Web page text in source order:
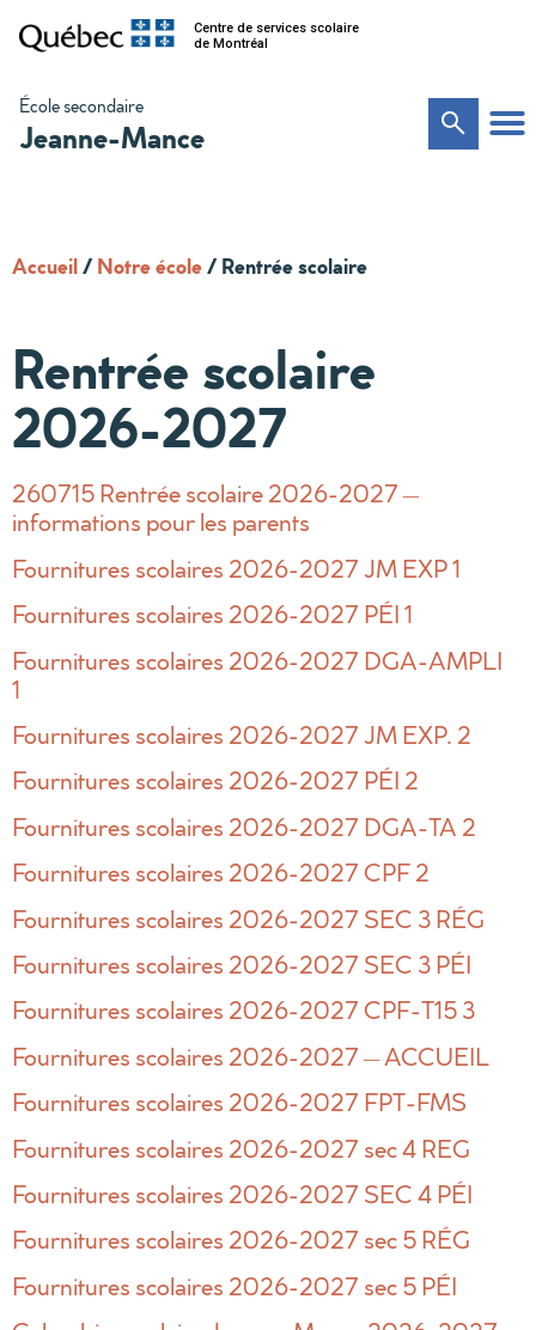
Centre de services scolaire
de Montréal
École secondaire
Jeanne-Mance
Accueil/Notre école/Rentrée scolaire
Rentrée scolaire
2026-2027
260715 Rentrée scolaire 2026-2027 –
informations pour les parents
Fournitures scolaires 2026-2027 JM EXP 1
Fournitures scolaires 2026-2027 PÉI 1
Fournitures scolaires 2026-2027 DGA-AMPLI
1
Fournitures scolaires 2026-2027 JM EXP. 2
Fournitures scolaires 2026-2027 PÉI 2
Fournitures scolaires 2026-2027 DGA-TA 2
Fournitures scolaires 2026-2027 CPF 2
Fournitures scolaires 2026-2027 SEC 3 RÉG
Fournitures scolaires 2026-2027 SEC 3 PÉI
Fournitures scolaires 2026-2027 CPF-T15 3
Fournitures scolaires 2026-2027 – ACCUEIL
Fournitures scolaires 2026-2027 FPT-FMS
Fournitures scolaires 2026-2027 sec 4 REG
Fournitures scolaires 2026-2027 SEC 4 PÉI
Fournitures scolaires 2026-2027 sec 5 RÉG
Fournitures scolaires 2026-2027 sec 5 PÉI